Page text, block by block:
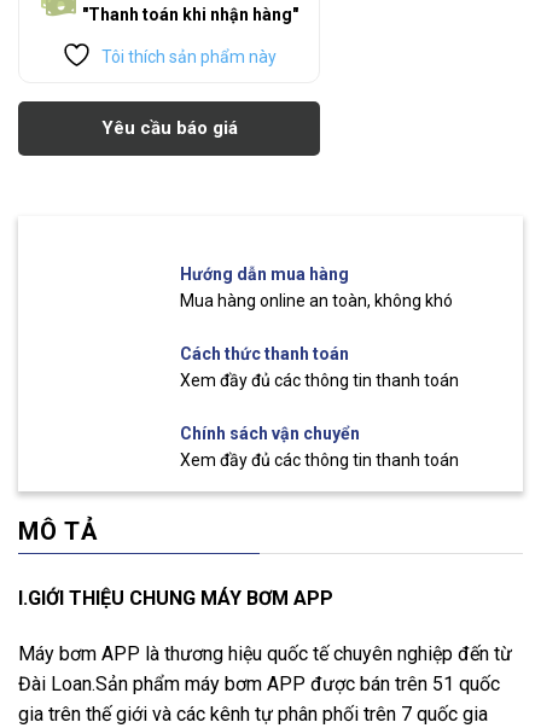
"Thanh toán khi nhận hàng"
Tôi thích sản phẩm này
Yêu cầu báo giá
Hướng dẫn mua hàng
Mua hàng online an toàn, không khó
Cách thức thanh toán
Xem đầy đủ các thông tin thanh toán
Chính sách vận chuyển
Xem đầy đủ các thông tin thanh toán
MÔ TẢ
I.GIỚI THIỆU CHUNG MÁY BƠM APP
Máy bơm APP là thương hiệu quốc tế chuyên nghiệp đến từ
Đài Loan.Sản phẩm máy bơm APP được bán trên 51 quốc
gia trên thế giới và các kênh tự phân phối trên 7 quốc gia